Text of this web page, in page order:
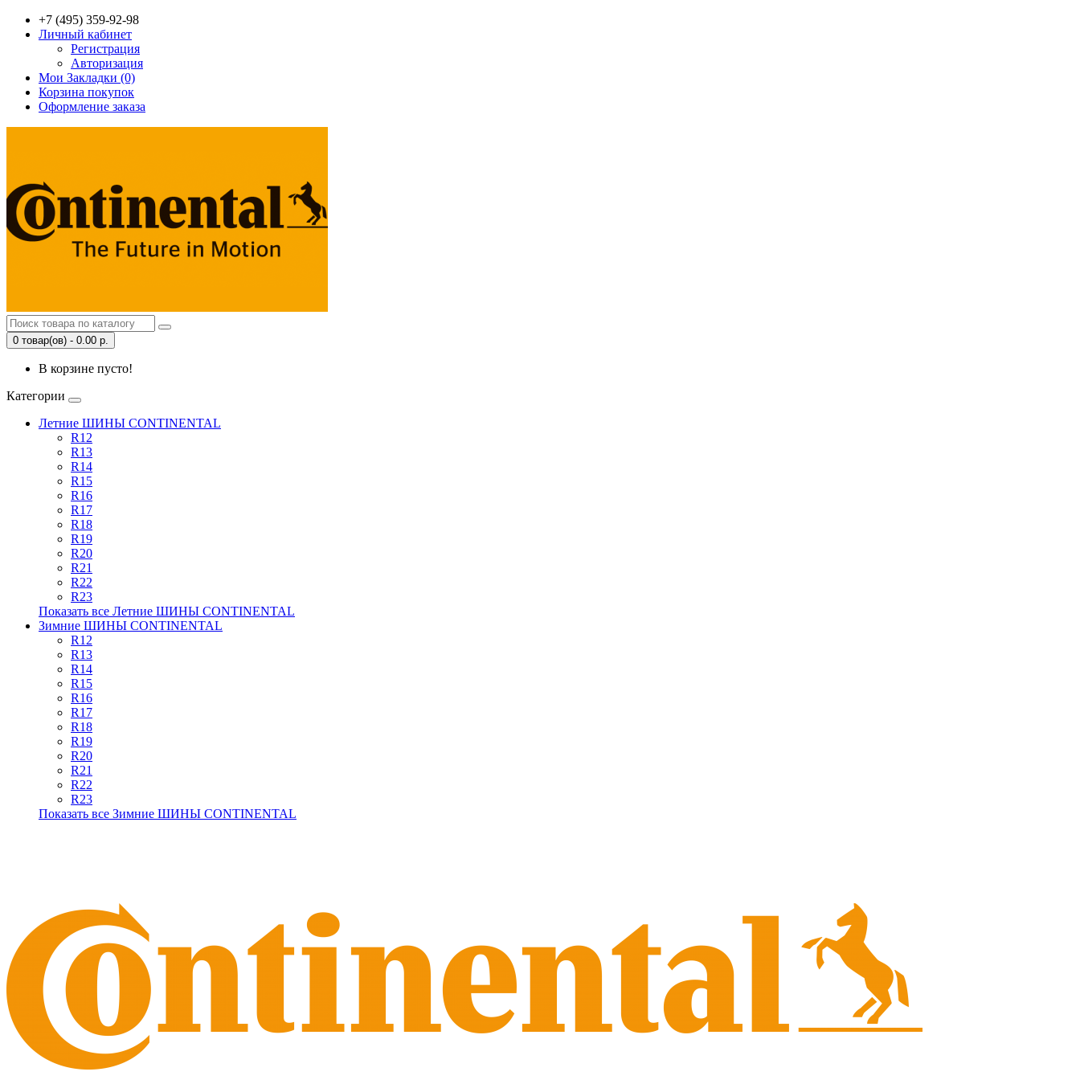
+7 (495) 359-92-98
Личный кабинет
Регистрация
Авторизация
Мои Закладки (0)
Корзина покупок
Оформление заказа
0 товар(ов) - 0.00 р.
В корзине пусто!
Категории
Летние ШИНЫ CONTINENTAL
R12
R13
R14
R15
R16
R17
R18
R19
R20
R21
R22
R23
Показать все Летние ШИНЫ CONTINENTAL
Зимние ШИНЫ CONTINENTAL
R12
R13
R14
R15
R16
R17
R18
R19
R20
R21
R22
R23
Показать все Зимние ШИНЫ CONTINENTAL